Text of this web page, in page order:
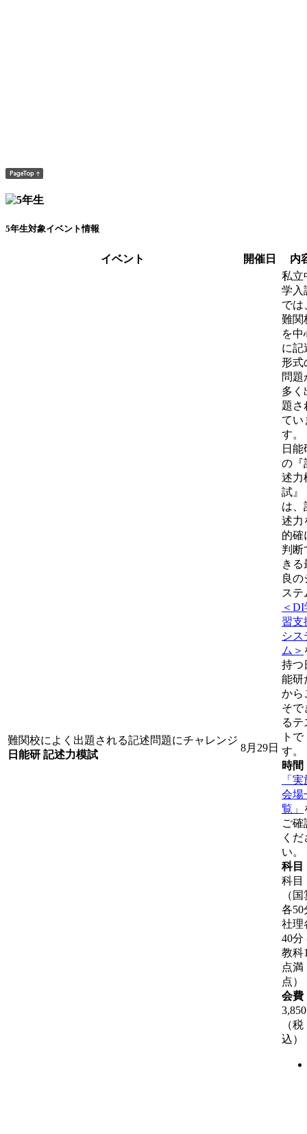
5年生対象イベント情報
イベント 開催日 内
難関校によく出題される記述問題にチャレンジ
日能研 記述力模試
8月29日
私立
学入
では
難関
を中
に記
形式
問題
多く
題さ
てい
す。
日能
の『
述力
試』
は、
述力
的確
判断
きる
良の
ステ
＜DI
習支
シス
ム＞
持つ
能研
から
そで
るテ
トで
す。
時間
「
会場
覧」
ご確
くだ
い。
科目
科目
（
各50
社理
40分
教科
点満
点）
会費
（税
込）